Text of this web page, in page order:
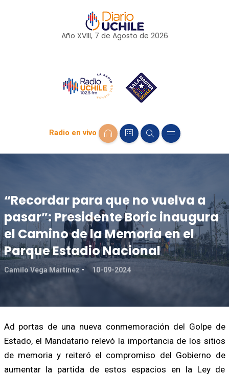
Año XVIII, 7 de Agosto de 2026
Radio en vivo
“Recordar para que no vuelva a
pasar”: Presidente Boric inaugura
el Camino de la Memoria en el
Parque Estadio Nacional
Camilo Vega Martinez 10-09-2024
Ad portas de una nueva conmemoración del Golpe de
Estado, el Mandatario relevó la importancia de los sitios
de memoria y reiteró el compromiso del Gobierno de
aumentar la partida de estos espacios en la Ley de